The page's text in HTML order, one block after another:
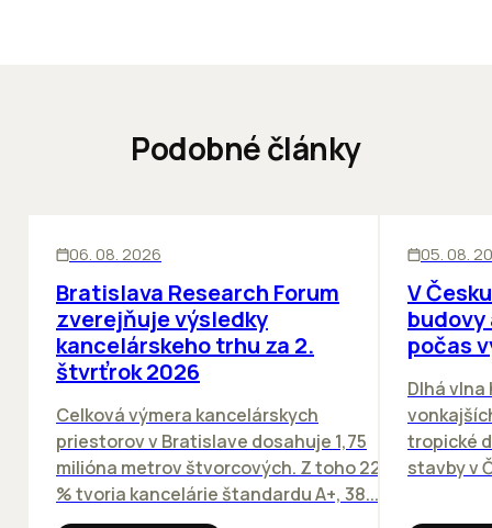
Podobné články
06. 08. 2026
Bratislava Research Forum
zverejňuje výsledky
kancelárskeho trhu za 2.
štvrťrok 2026
Celková výmera kancelárskych
priestorov v Bratislave dosahuje 1,75
milióna metrov štvorcových. Z toho 22
% tvoria kancelárie štandardu A+, 38...
05. 08.
V
počas
Dlhá
tropické
stavby v